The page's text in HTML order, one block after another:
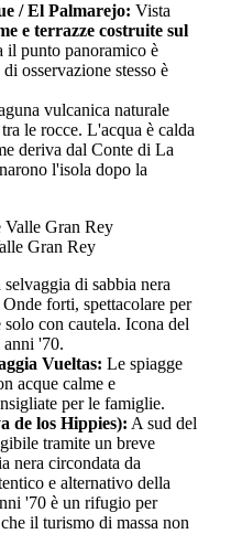
/ El Palmarejo: Vista
e terrazze costruite sul
il punto panoramico è
osservazione stesso è
vulcanica naturale
le rocce. L'acqua è calda
deriva dal Conte di La
l'isola dopo la
Gran Rey
selvaggia di sabbia nera
forti, spettacolare per
con cautela. Icona del
'70.
Vueltas: Le spiagge
acque calme e
per le famiglie.
de los Hippies): A sud del
tramite un breve
nera circondata da
e alternativo della
'70 è un rifugio per
il turismo di massa non